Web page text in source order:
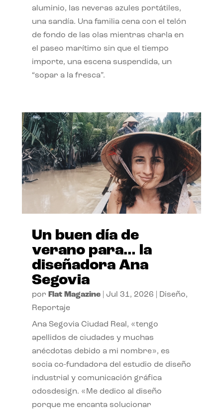
aluminio, las neveras azules portátiles,
una sandía. Una familia cena con el telón
de fondo de las olas mientras charla en
el paseo marítimo sin que el tiempo
importe, una escena suspendida, un
“sopar a la fresca”.
Un buen día de
verano para… la
diseñadora Ana
Segovia
por Flat Magazine| Jul 31, 2026 Diseño,
Reportaje
Ana Segovia Ciudad Real, «tengo
apellidos de ciudades y muchas
anécdotas debido a mi nombre», es
socia co-fundadora del estudio de diseño
industrial y comunicación gráfica
odosdesign. «Me dedico al diseño
porque me encanta solucionar